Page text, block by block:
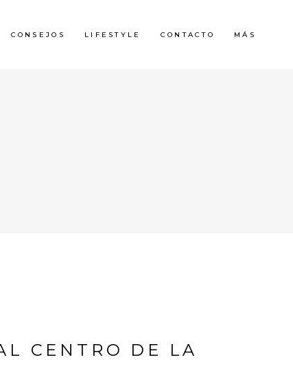
CONSEJOS LIFESTYLE CONTACTO MÁS
CENTRO DE LA